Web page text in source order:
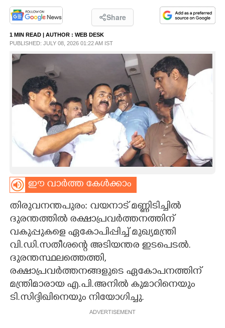
PHOTOS
LIFESTYLE
SPIRITUAL
INFO+
ART
ZOOM
CONTACT US
Share
1 MIN READ | AUTHOR : WEB DESK
PUBLISHED: JULY 08, 2026 01:22 AM IST
ഈ വാർത്ത കേൾക്കാം
തിരുവനന്തപുരം: വയനാട് മണ്ണിടിച്ചിൽ
ദുരന്തത്തിൽ രക്ഷാപ്രവർത്തനത്തിന്
വകുപ്പുകളെ ഏകോപിപ്പിച്ച് മുഖ്യമന്ത്രി
വി.ഡി.സതീശന്റെ അടിയന്തര ഇടപെടൽ.
ദുരന്തസ്ഥലത്തെത്തി,
രക്ഷാപ്രവർത്തനങ്ങളുടെ ഏകോപനത്തിന്
മന്ത്രിമാരായ എ.പി.അനിൽ കുമാറിനെയും
ടി.സിദ്ദിഖിനെയും നിയോഗിച്ചു.
ADVERTISEMENT